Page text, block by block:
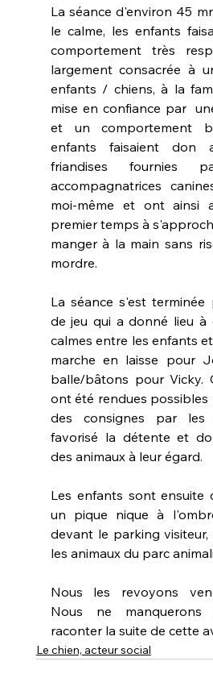
La séance d'environ 45
le calme, les enfants
comportement très
largement consacrée à
enfants / chiens, à la
mise en confiance par
et un comportement
enfants faisaient don
friandises fournies
accompagnatrices
moi-même et ont ainsi
premier temps à
manger à la main sans
mordre.
La séance s'est
de jeu qui a donné lieu à
calmes entre les enfants
marche en laisse pour
balle/bâtons pour Vicky.
ont été rendues
des consignes par
favorisé la détente et
des animaux à leur égard.
Les enfants sont ensuite
un pique nique à
devant le parking
les animaux du parc
Nous les revoyons
Nous ne
raconter la suite de cette
Le chien, acteur social